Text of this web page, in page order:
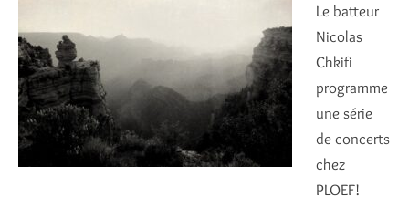
Le batteur
Nicolas
Chkifi
programme
une série
de concerts
chez
PLOEF!